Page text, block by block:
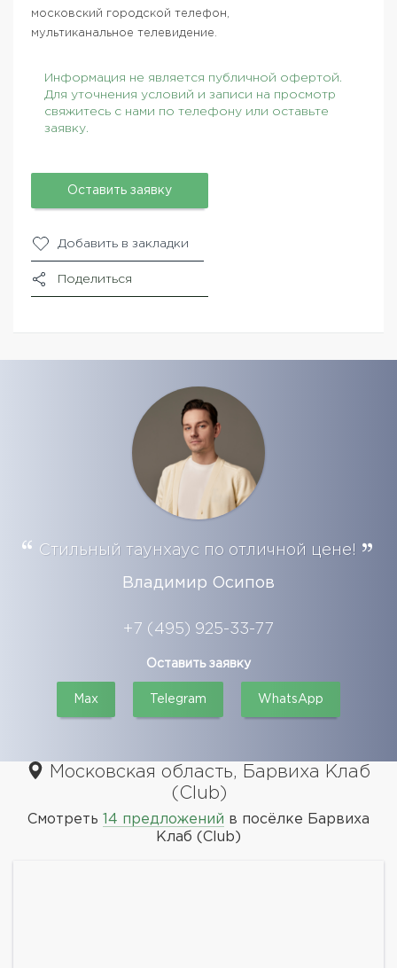
московский городской телефон,
мультиканальное телевидение.
Информация не является публичной офертой.
Для уточнения условий и записи на просмотр
свяжитесь с нами по телефону или оставьте
заявку.
Оставить заявку
Добавить в закладки
Поделиться
Стильный таунхаус по отличной цене!
Владимир Осипов
+7 (495) 925-33-77
Оставить заявку
Max Telegram WhatsApp
Московская область, Барвиха Клаб
(Club)
Смотреть 14 предложений в посёлке Барвиха
Клаб (Club)